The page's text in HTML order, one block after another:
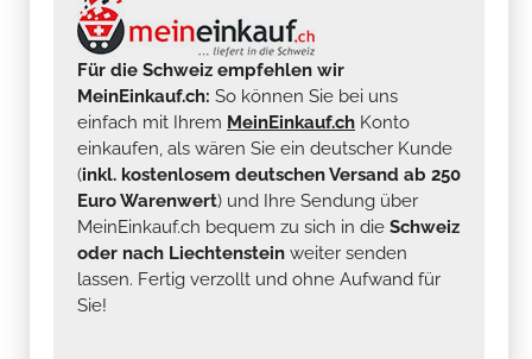
Für die Schweiz empfehlen wir
MeinEinkauf.ch: So können Sie bei uns
einfach mit Ihrem MeinEinkauf.ch Konto
einkaufen, als wären Sie ein deutscher Kunde
(inkl. kostenlosem deutschen Versand ab 250
Euro Warenwert) und Ihre Sendung über
MeinEinkauf.ch bequem zu sich in die Schweiz
oder nach Liechtenstein weiter senden
lassen. Fertig verzollt und ohne Aufwand für
Sie!